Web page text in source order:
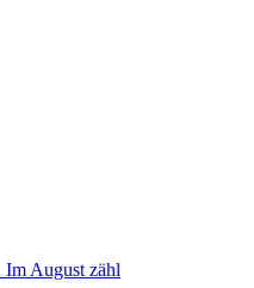
Im August zähl